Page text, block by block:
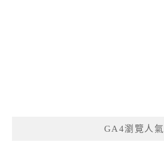
GA4瀏覽人氣